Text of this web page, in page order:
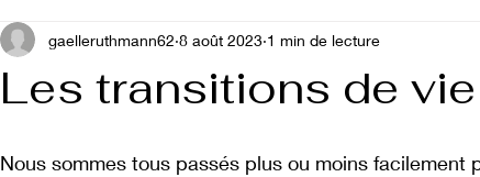
Les transitions de vie
gaelleruthmann62 8 août 2023 1 min de lecture
Nous sommes tous passés plus ou moins facilement